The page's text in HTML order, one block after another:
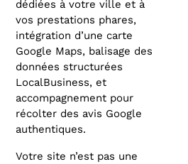
dédiées à votre ville et à
vos prestations phares,
intégration d’une carte
Google Maps, balisage des
données structurées
LocalBusiness, et
accompagnement pour
récolter des avis Google
authentiques.
Votre site n’est pas une